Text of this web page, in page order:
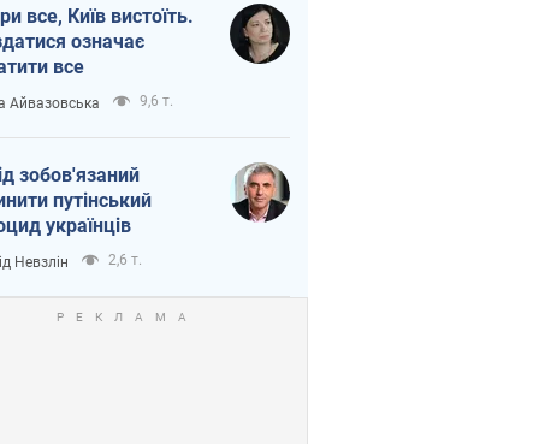
все, Київ вистоїть.
означає
все
Айвазовська 9,6 т.
зобов'язаний
путінський
українців
Невзлін 2,6 т.